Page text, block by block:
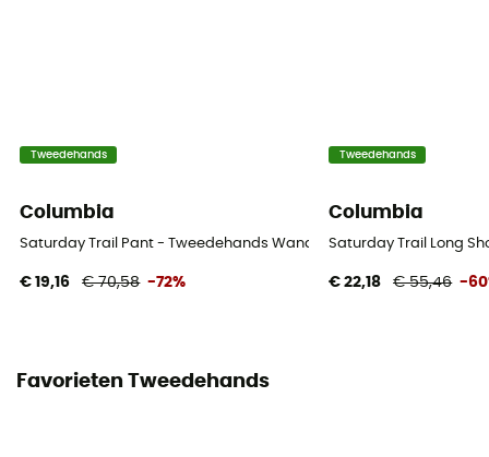
Tweedehands
Columbia
Saturday Trail Pant - Tweedehands Wandelbroek - Heren - Beige -
€ 19,16 € 70,58 -72%
Tweedehands
Columbia
Saturday Trail Long
€ 22,18 € 55,46 -
Favorieten Tweedehands